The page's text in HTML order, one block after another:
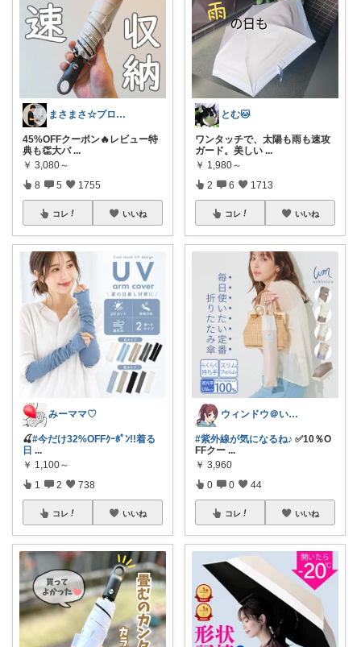
まさまさ☆プロフも見てね✨
45%OFFクーポン🔥レビュー特
典も👏大バ ...
￥ 3,080～
8 5 1755
コレ いいね
みーママ♡
🍒#今だけ32%OFFｸｰﾎﾟﾝ!!着る
日 ...
￥ 1,100～
1 2 738
コレ いいね
とむ🐱
ワンタッチで、太陽も雨も速攻
ガード。美しい ...
￥ 1,980～
2 6 1713
コレ いいね
ウィンドウ＠いつもありがとうございます♪
#紫外線が気になるね♪ ✅10％O
FFクー ...
￥ 3,960
0 0 44
コレ いいね